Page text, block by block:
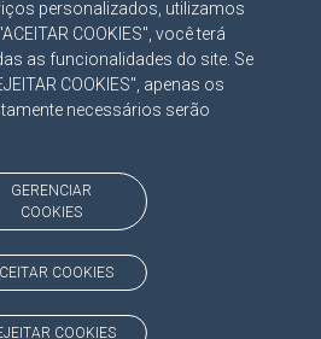
personalizados, utilizamos
COOKIES", você terá
as funcionalidades do site. Se
COOKIES", apenas os
necessários serão
GERENCIAR
COOKIES
COOKIES
COOKIES
SOCIAIS
www.tce.ms.gov.br